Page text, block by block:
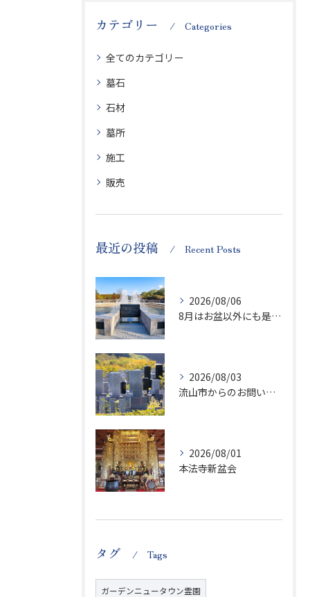
カテゴリー Categories
全てのカテゴリー
墓石
石材
墓所
施工
販売
最近の投稿 Recent Posts
2026/08/06
8月はお盆以外にも是非ご供養の気持ちを！
2026/08/03
流山市からのお問い合わせが急増中です、かなり悪質な業者さんとお寺さんらしいです
2026/08/01
本法寺新盆会
タグ Tags
ガーデンニュータウン霊園